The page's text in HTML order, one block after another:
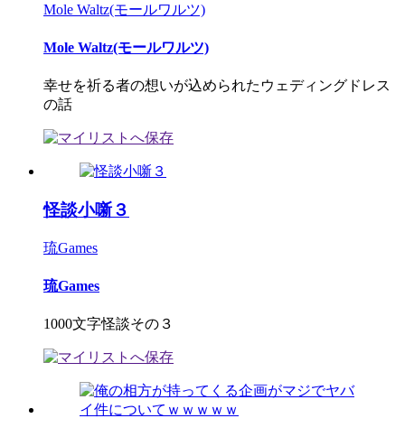
Mole Waltz(モールワルツ)
Mole Waltz(モールワルツ)
幸せを祈る者の想いが込められたウェディングドレス
の話
怪談小噺３
琉Games
琉Games
1000文字怪談その３